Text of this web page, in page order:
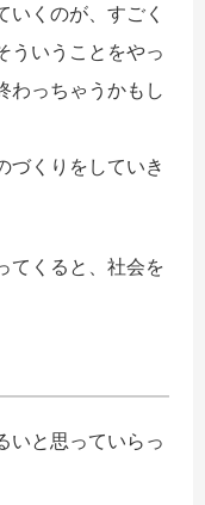
くのが、すごく
ういうことをやっ
わっちゃうかもし
くりをしていき
てくると、社会を
いと思っていらっ